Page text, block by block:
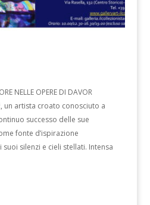
NELLE OPERE DI DAVOR
un artista croato conosciuto a
successo delle sue
fonte d’ispirazione
silenzi e cieli stellati. Intensa